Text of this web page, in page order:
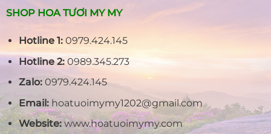
SHOP HOA TƯƠI MY MY
Hotline 1:0979.424.145
Hotline 2:0989.345.273
Zalo:0979.424.145
Email:hoatuoimymy1202@gmail.com
Website:www.hoatuoimymy.com